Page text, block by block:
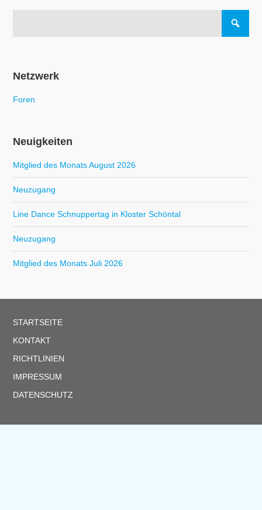
Netzwerk
Foren
Neuigkeiten
Mitglied des Monats August 2026
Neuzugang
Line Dance Schnuppertag in Kloster Schöntal
Neuzugang
Mitglied des Monats Juli 2026
STARTSEITE
KONTAKT
RICHTLINIEN
IMPRESSUM
DATENSCHUTZ